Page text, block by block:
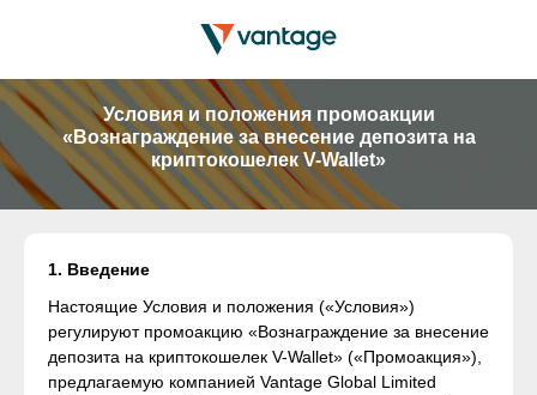
Условия и положения промоакции
«Вознаграждение за внесение депозита на
криптокошелек V-Wallet»
1. Введение
Настоящие Условия и положения («Условия»)
регулируют промоакцию «Вознаграждение за внесение
депозита на криптокошелек V-Wallet» («Промоакция»),
предлагаемую компанией Vantage Global Limited